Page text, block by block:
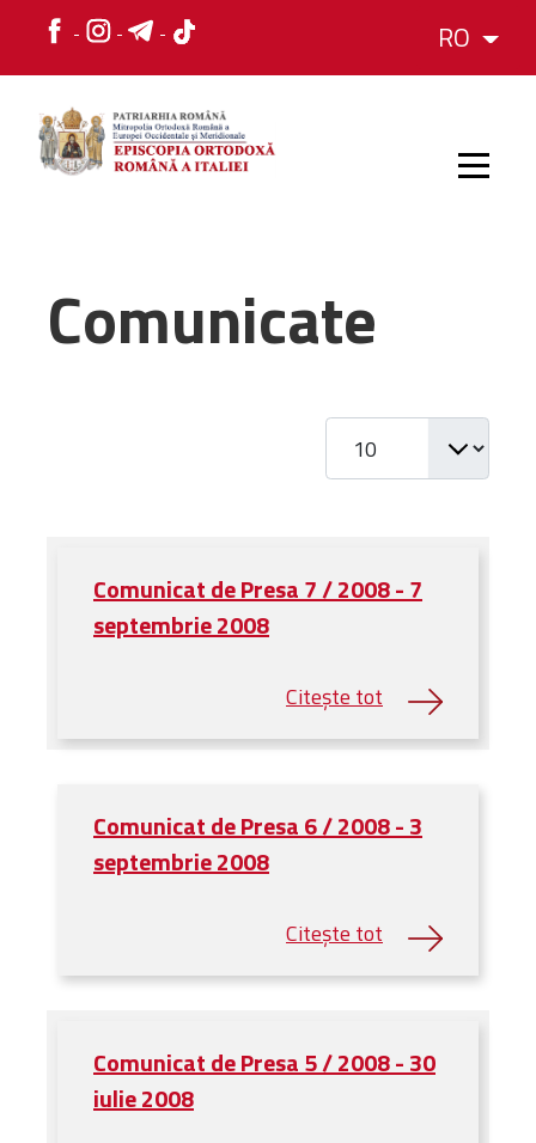
RO
ISTORIC
Protopopiate
Mănăstiri,
monumente
Diaconii
Centre și
Cimitire
Parohii
RESURSE
Apostolia Italia
Comunicate de presă
Scrisori pastorale
Bibliotecă
Comunicate
Afișare #
Comunicat de Presa 7 / 2008 - 7
septembrie 2008
Comunicat de Presa 6 / 2008 - 3
septembrie 2008
Comunicat de Presa 5 / 2008 - 30
iulie 2008